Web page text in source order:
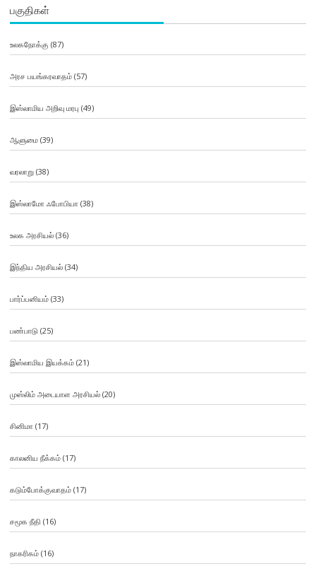
பகுதிகள்
உலகநோக்கு (87)
அரச பயங்கரவாதம்(57)
இஸ்லாமிய அறிவு மரபு (49)
ஆளுமை(39)
வரலாறு(38)
இஸ்லாமோ ஃபோபியா (38)
உலக அரசியல்(36)
இந்திய அரசியல்(34)
பார்ப்பனியம்(33)
பண்பாடு (25)
இஸ்லாமிய இயக்கம்(21)
முஸ்லிம் அடையாள அரசியல்(20)
சினிமா (17)
காலனிய நீக்கம்(17)
கடும்போக்குவாதம்(17)
சமூக நீதி (16)
நாகரிகம்(16)